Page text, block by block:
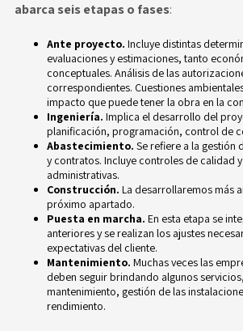
abarca seis etapas o fases:
Ante proyecto. Incluye distintas
evaluaciones y estimaciones, tanto
conceptuales. Análisis de las
correspondientes. Cuestiones
impacto que puede tener la obra en la
Ingeniería. Implica el desarrollo del
planificación, programación, control de
Abastecimiento. Se refiere a la gestión
y contratos. Incluye controles de calidad
administrativas.
Construcción. La desarrollaremos más
próximo apartado.
Puesta en marcha. En esta etapa se
anteriores y se realizan los ajustes
expectativas del cliente.
Mantenimiento. Muchas veces las
deben seguir brindando algunos
mantenimiento, gestión de las
rendimiento.